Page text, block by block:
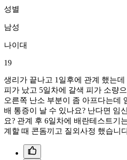
성별
남성
나이대
19
생리가 끝나고 1일후에 관계 했는
피가 났고 5일차에 갈색 피가 소량
오른쪽 난소 부분이 좀 아프다는데
배 통증이 날 수 있나요? 난다면 임
요? 관계 후 6일차에 배란테스트기
계할 때 콘돔끼고 질외사정 했습니